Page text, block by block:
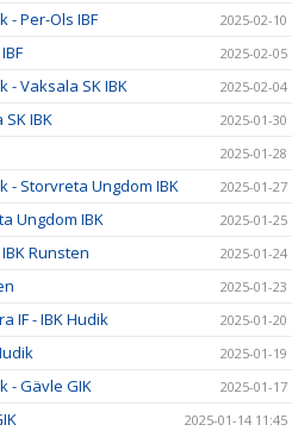
- Per-Ols IBF 2025-02-10
2025-02-05
- Vaksala SK IBK 2025-02-04
IBK 2025-01-30
2025-01-28
- Storvreta Ungdom IBK 2025-01-27
Ungdom IBK 2025-01-25
Runsten 2025-01-24
2025-01-23
IF - IBK Hudik 2025-01-20
2025-01-19
- Gävle GIK 2025-01-17
2025-01-14 11:45